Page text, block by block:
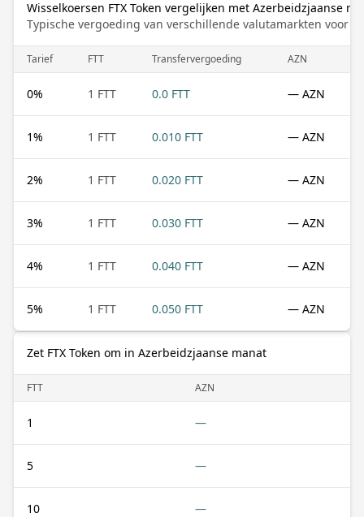
Wisselkoersen FTX Token vergelijken met Azerbeidzjaanse
Typische vergoeding van verschillende valutamarkten voor
Tarief FTT Transfervergoeding AZN
0% 1 FTT 0.0 FTT — AZN
1% 1 FTT 0.010 FTT — AZN
2% 1 FTT 0.020 FTT — AZN
3% 1 FTT 0.030 FTT — AZN
4% 1 FTT 0.040 FTT — AZN
5% 1 FTT 0.050 FTT — AZN
Zet FTX Token om in Azerbeidzjaanse manat
FTT AZN
1 —
5 —
10 —